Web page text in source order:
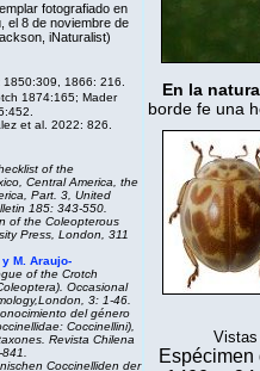
fotografiado en
el 8 de noviembre de
iNaturalist)
1850:309, 1866: 216.
1874:165; Mader
et al. 2022: 826.
of the
Central America, the
Part. 3, United
185: 343-550.
of the Coleopterous
Press, London, 311
M. Araujo-
of the Crotch
Occasional
London, 3: 1-46.
del género
Coccinellini),
Revista Chilena
Coccinelliden der
En la
borde fe una
Vistas